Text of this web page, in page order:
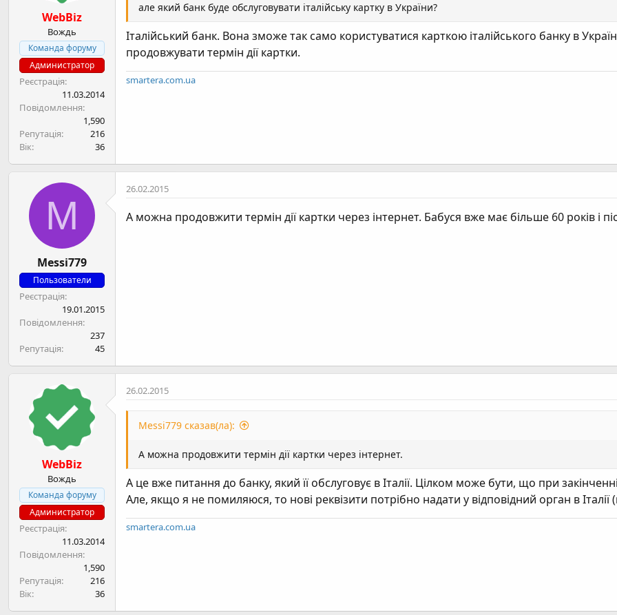
WebBiz
Вождь
Команда форуму
Администратор
Реєстрація
11.03.2014
Повідомлення
1,590
Репутація
216
Вік
36
але який банк буде обслуговувати італійську картку в України?
Італійський банк. Вона зможе так само користуватися карткою італійського банку в
продовжувати термін дії картки.
smartera.com.ua
M
Messi779
Пользователи
Реєстрація
19.01.2015
Повідомлення
237
Репутація
45
26.02.2015
А можна продовжити термін дії картки через інтернет. Бабуся вже має більше 60 років і
WebBiz
Вождь
Команда форуму
Администратор
Реєстрація
11.03.2014
Повідомлення
1,590
Репутація
216
Вік
36
26.02.2015
Messi779 сказав(ла):
А можна продовжити термін дії картки через інтернет.
А це вже питання до банку, який її обслуговує в Італії. Цілком може бути, що при
Але, якщо я не помиляюся, то нові реквізити потрібно надати у відповідний орган в
smartera.com.ua